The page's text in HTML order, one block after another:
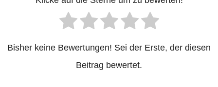
Bisher keine Bewertungen! Sei der Erste, der diesen
Beitrag bewertet.